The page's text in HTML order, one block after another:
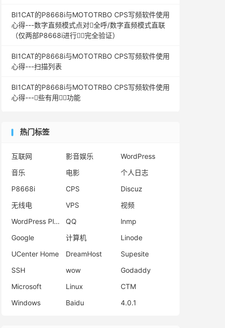
BI1CAT的P8668i与MOTOTRBO CPS写频软件使用
心得---数字直频模式点对全呼/数字直频模式直联
（仅两部P8668i进行完全验证）
BI1CAT的P8668i与MOTOTRBO CPS写频软件使用
心得---扫描列表
BI1CAT的P8668i与MOTOTRBO CPS写频软件使用
心得---些有用功能
热门标签
互联网 影音娱乐
WordPress
音乐
电影
个人日志
P8668i
CPS
Discuz
无线电
VPS
视频
WordPress Plugins
QQ
lnmp
Google
计算机
Linode
UCenter Home
DreamHost
Supesite
SSH
wow
Godaddy
Microsoft
Linux
CTM
Windows
Baidu 4.0.1